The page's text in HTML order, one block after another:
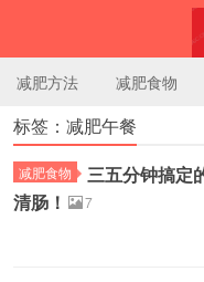
减肥方法 减肥食物
标签：减肥午餐
减肥食物
三五分钟搞定
清肠！
7